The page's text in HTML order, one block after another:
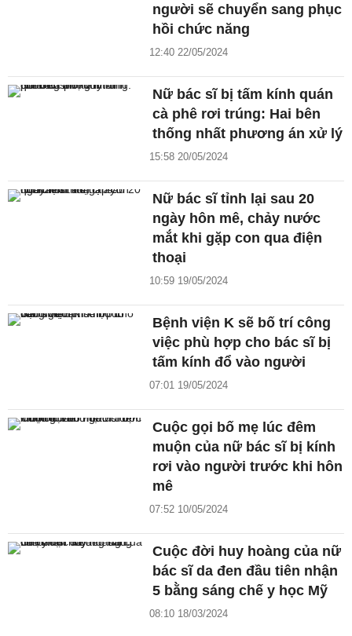
người sẽ chuyển sang phục
hồi chức năng
12:40 22/05/2024
Nữ bác sĩ bị tấm kính quán
cà phê rơi trúng: Hai bên
thống nhất phương án xử lý
15:58 20/05/2024
Nữ bác sĩ tỉnh lại sau 20
ngày hôn mê, chảy nước
mắt khi gặp con qua điện
thoại
10:59 19/05/2024
Bệnh viện K sẽ bố trí công
việc phù hợp cho bác sĩ bị
tấm kính đổ vào người
07:01 19/05/2024
Cuộc gọi bố mẹ lúc đêm
muộn của nữ bác sĩ bị kính
rơi vào người trước khi hôn
mê
07:52 10/05/2024
Cuộc đời huy hoàng của nữ
bác sĩ da đen đầu tiên nhận
5 bằng sáng chế y học Mỹ
08:10 18/03/2024